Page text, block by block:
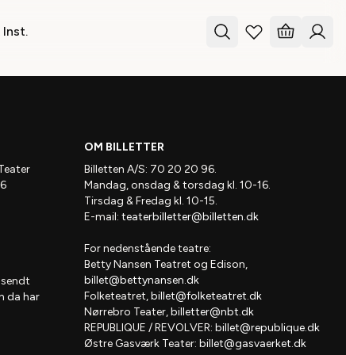
Inst.
da har
OM BILLETTER
Billetten A/S: 70 20 20 96.
Mandag, onsdag & torsdag kl. 10-16.
Tirsdag & Fredag kl. 10-15.
E-mail: teaterbilletter@billetten.dk
For nedenstående teatre:
Betty Nansen Teatret og Edison,
billet@bettynansen.dk
Folketeatret,billet@folketeatret.dk
Nørrebro Teater,billetter@nbt.dk
REPUBLIQUE / REVOLVER: billet@republique.dk
Østre Gasværk Teater: billet@gasvaerket.dk